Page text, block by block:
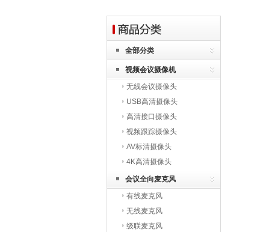
全部分类
视频会议摄像机
无线会议摄像头
USB高清摄像头
高清接口摄像头
视频跟踪摄像头
AV标清摄像头
4K高清摄像头
会议全向麦克风
有线麦克风
无线麦克风
级联麦克风